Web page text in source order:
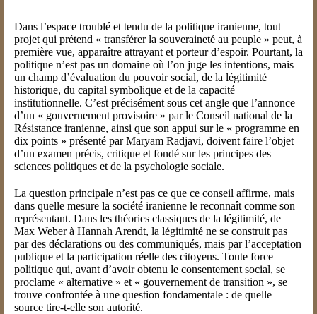
Dans l’espace troublé et tendu de la politique iranienne, tout
projet qui prétend « transférer la souveraineté au peuple » peut, à
première vue, apparaître attrayant et porteur d’espoir. Pourtant, la
politique n’est pas un domaine où l’on juge les intentions, mais
un champ d’évaluation du pouvoir social, de la légitimité
historique, du capital symbolique et de la capacité
institutionnelle. C’est précisément sous cet angle que l’annonce
d’un « gouvernement provisoire » par le Conseil national de la
Résistance iranienne, ainsi que son appui sur le « programme en
dix points » présenté par Maryam Radjavi, doivent faire l’objet
d’un examen précis, critique et fondé sur les principes des
sciences politiques et de la psychologie sociale.
La question principale n’est pas ce que ce conseil affirme, mais
dans quelle mesure la société iranienne le reconnaît comme son
représentant. Dans les théories classiques de la légitimité, de
Max Weber à Hannah Arendt, la légitimité ne se construit pas
par des déclarations ou des communiqués, mais par l’acceptation
publique et la participation réelle des citoyens. Toute force
politique qui, avant d’avoir obtenu le consentement social, se
proclame « alternative » et « gouvernement de transition », se
trouve confrontée à une question fondamentale : de quelle
source tire-t-elle son autorité.